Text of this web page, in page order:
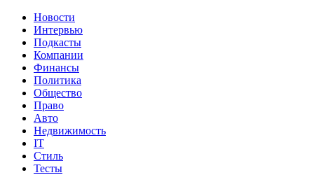
Новости
Интервью
Подкасты
Компании
Финансы
Политика
Общество
Право
Авто
Недвижимость
IT
Стиль
Тесты